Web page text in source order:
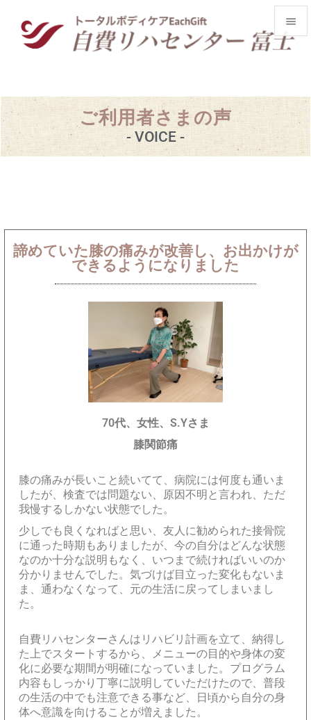


前へ


ご利用者さまの声
- VOICE -
諦めていた膝の痛みが改善し、お出かけが
できるようになりました
70代、女性、S.Yさま
膝関節痛
膝の痛みが長いこと続いてて、病院には何度も通いま
したが、検査では問題ない、原因不明と言われ、ただ
我慢するしかない状態でした。
少しでも良くなればと思い、友人に勧められた接骨院
に通った時期もありましたが、今の自分はどんな状態
なのか十分な説明もなく、いつまで続ければいいのか
分かりませんでした。気づけば目立った変化もないま
ま、通わなくなって、元の生活に戻ってしまいまし
た。
自費リハセンターさんはリハビリ計画を立て、納得し
た上でスタートするから、メニューの目的や身体の変
化に必要な期間が明確になっていました。プログラム
内容もしっかり丁寧に説明していただけたので、普段
の生活の中でも注意できる事など、日頃から自分の身
体へ意識を向けることが増えました。